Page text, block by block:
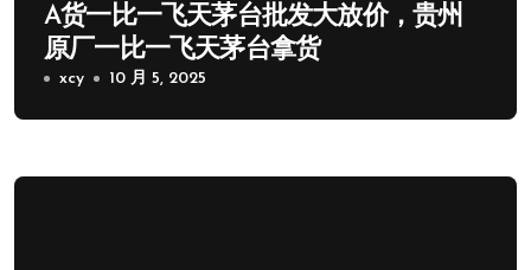
A货一比一飞天茅台批发大放价，贵州
原厂一比一飞天茅台拿货
xcy 10 月 5, 2025